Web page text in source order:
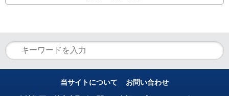
当サイトについて お問い合わせ